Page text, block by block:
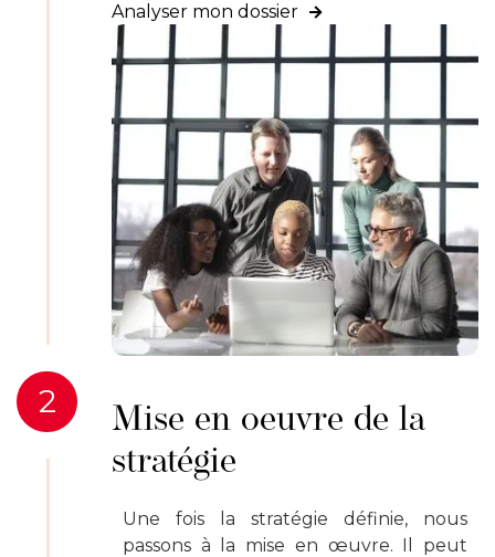
Analyser mon dossier

Mise en oeuvre de la
stratégie
Une fois la stratégie définie, nous
passons à la mise en œuvre. Il peut
2